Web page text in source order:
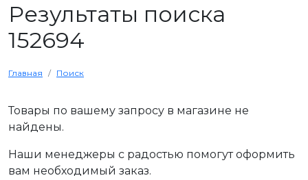
Результаты поиска
152694
Главная Поиск
Товары по вашему запросу в магазине не
найдены.
Наши менеджеры с радостью помогут оформить
вам необходимый заказ.